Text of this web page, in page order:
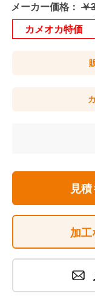
メーカー価格： ￥
カメオカ特価
見積
加工